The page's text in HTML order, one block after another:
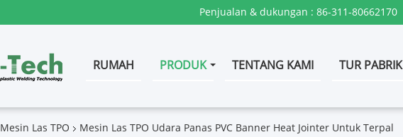
Penjualan & dukungan : 86-311-80662170
RUMAH PRODUK TENTANG KAMI TUR PABRIK
Mesin Las TPO Mesin Las TPO Udara Panas PVC Banner Heat Jointer Untuk Terpal